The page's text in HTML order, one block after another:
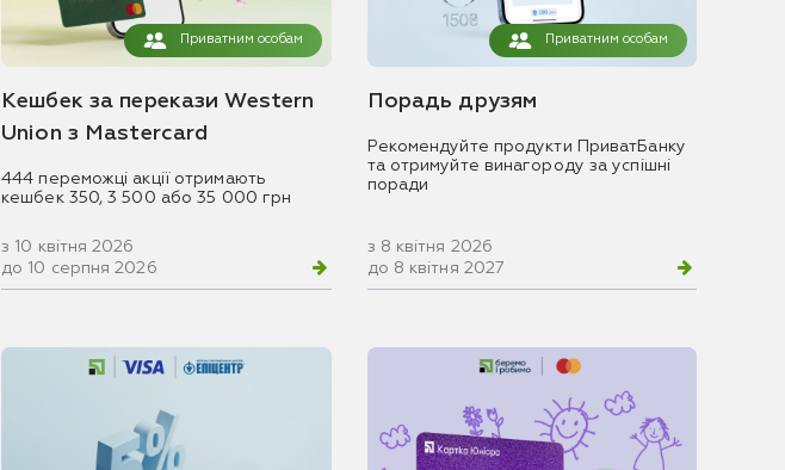
Приватним особам
Кешбек за перекази Western
Union з Mastercard
444 переможці акції отримають
кешбек 350, 3 500 або 35 000 грн
з 10 квітня 2026
до 10 серпня 2026
Приватним особам
Порадь друзям
Рекомендуйте продукти ПриватБанку
та отримуйте винагороду за успішні
поради
з 8 квітня 2026
до 8 квітня 2027